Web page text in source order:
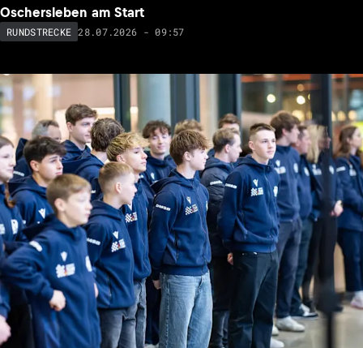
Oschersleben am Start
RUNDSTRECKE 28.07.2026 - 09:57